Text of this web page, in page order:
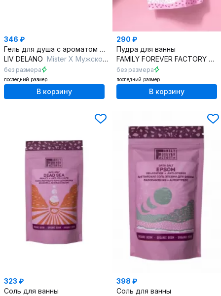
346 ₽
Гель для душа с ароматом Dragon’s Blood и увлажнением
LIV DELANO Mister X Мужской гель для душа Sensitive skin
без размера
последний размер
В корзину
290 ₽
Пудра для ванны
FAMILY FOREVER FACTORY
без размера
последний размер
В корзину
323 ₽
Соль для ванны
398 ₽
Соль для ванны